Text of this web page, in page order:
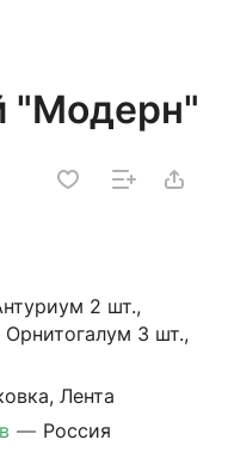
"Модерн"
2 шт.,
3 шт.,
Лента
— Россия